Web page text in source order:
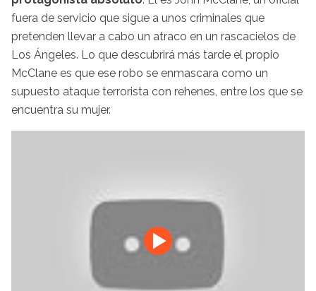
fuera de servicio que sigue a unos criminales que
pretenden llevar a cabo un atraco en un rascacielos de
Los Ángeles. Lo que descubrirá más tarde el propio
McClane es que ese robo se enmascara como un
supuesto ataque terrorista con rehenes, entre los que se
encuentra su mujer.